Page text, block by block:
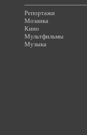
Репортажи
Мозаика
Кино
Мультфильмы
Музыка